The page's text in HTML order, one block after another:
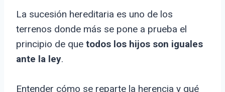
La sucesión hereditaria es uno de los
terrenos donde más se pone a prueba el
principio de que todos los hijos son iguales
ante la ley.
Entender cómo se reparte la herencia y qué